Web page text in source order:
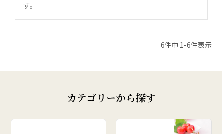
す。
6件中 1-6件表示
カテゴリーから探す